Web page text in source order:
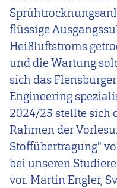
flüssige
Heißluftstroms
und die Wartung
sich das
Engineering
2024/25 stellte sich
Rahmen der
Stoffübertragung"
bei unseren
vor. Martin Engler,